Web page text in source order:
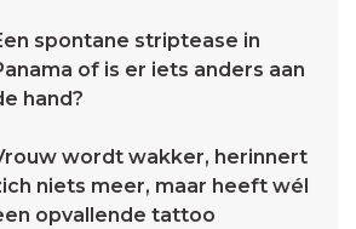
spontane striptease in
of is er iets anders aan
hand?
wordt wakker, herinnert
niets meer, maar heeft wél
opvallende tattoo